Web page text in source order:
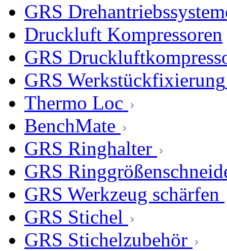
GRS
Druckluft Kompressoren
GRS
GRS Werkstückfixierung
Thermo Loc
BenchMate
GRS Ringhalter
GRS
GRS Werkzeug schärfen
GRS Stichel
GRS Stichelzubehör